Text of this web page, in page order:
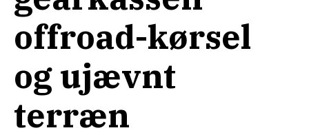
offroad-kørsel
og ujævnt
terræn